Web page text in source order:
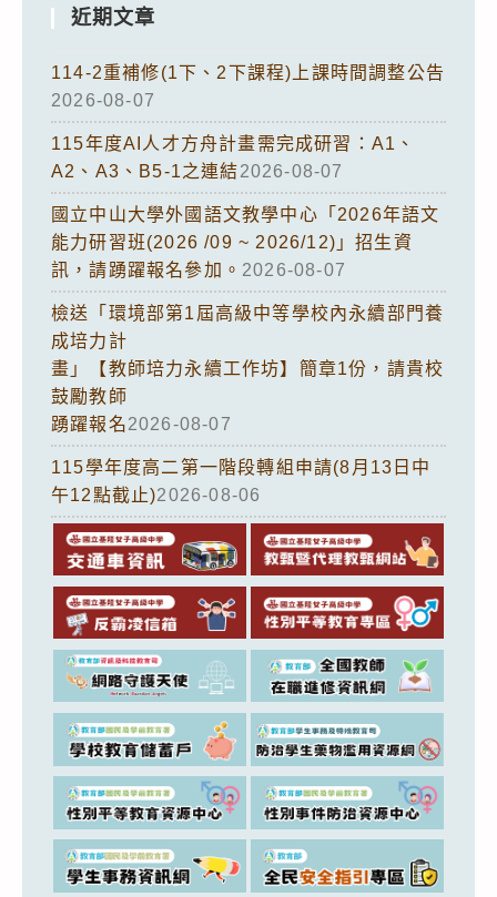
近期文章
114-2重補修(1下、2下課程)上課時間調整公告
2026-08-07
115年度AI人才方舟計畫需完成研習：A1、
A2、A3、B5-1之連結2026-08-07
國立中山大學外國語文教學中心「2026年語文
能力研習班(2026 /09 ~ 2026/12)」招生資
訊，請踴躍報名參加。 2026-08-07
檢送「環境部第1屆高級中等學校內永續部門養
成培力計
畫」【教師培力永續工作坊】簡章1份，請貴校
鼓勵教師
踴躍報名2026-08-07
115學年度高二第一階段轉組申請(8月13日中
午12點截止)2026-08-06